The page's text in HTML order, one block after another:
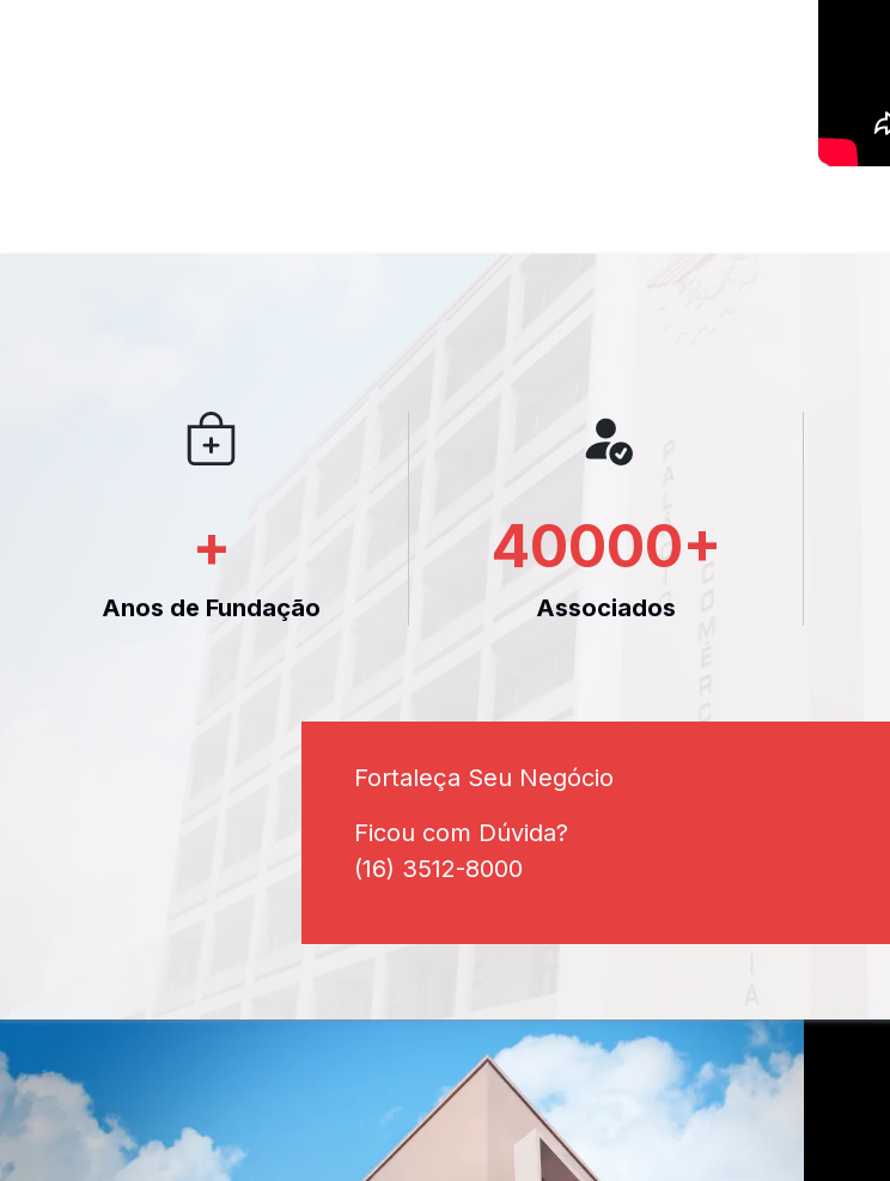
+
Anos de Fundação
40000+
Associados
Fortaleça Seu Negócio
Ficou com Dúvida?
(16) 3512-8000